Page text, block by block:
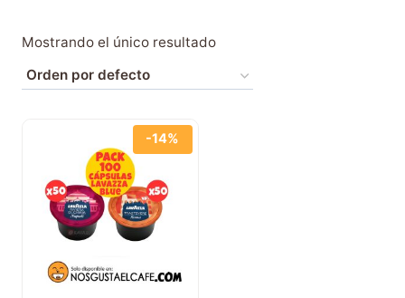
Mostrando el único resultado
-14%